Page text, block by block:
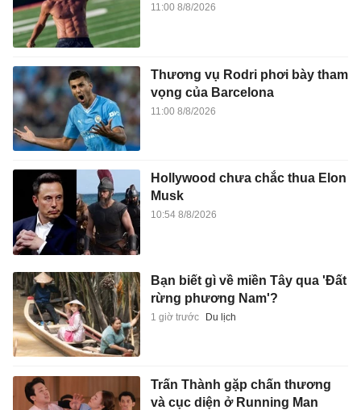
11:00 8/8/2026
Thương vụ Rodri phơi bày tham
vọng của Barcelona
11:00 8/8/2026
Hollywood chưa chắc thua Elon
Musk
10:54 8/8/2026
Bạn biết gì về miền Tây qua 'Đất
rừng phương Nam'?
1 giờ trước Du lịch
Trấn Thành gặp chấn thương
và cục diện ở Running Man